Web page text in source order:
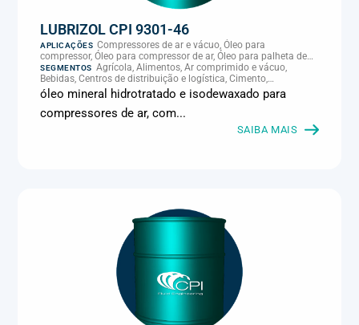
LUBRIZOL CPI 9301-46
APLICAÇÕES Compressores de ar e vácuo, Óleo para
compressor, Óleo para compressor de ar, Óleo para palheta de
compressor, Refrigeração, climatização e compressores
SEGMENTOS Agrícola, Alimentos, Ar comprimido e vácuo,
Bebidas, Centros de distribuição e logística, Cimento,
Climatização e HVAC, Data center, Eletroeletrônica, Embalagens
e latas, Energia (geração), Eólico, Farmacêutica e cosmética,
Frigoríficos e abate, Laticínios, Madeira e móveis,
Metalmecânica, Metalurgia e fundição, Mineração, MRO e
manutenção industrial, Naval e portuário, Panificação, Papel e
óleo mineral hidrotratado e isodewaxado para
compressores de ar, com...
SAIBA MAIS